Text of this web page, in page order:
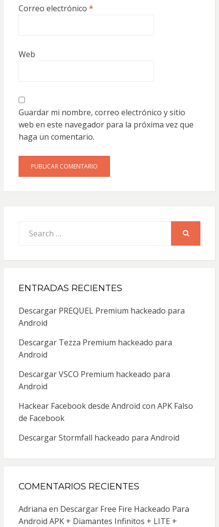
Correo electrónico *
Web
Guardar mi nombre, correo electrónico y sitio
web en este navegador para la próxima vez que
haga un comentario.
for:
ENTRADAS RECIENTES
Descargar PREQUEL Premium hackeado para
Android
Descargar Tezza Premium hackeado para
Android
Descargar VSCO Premium hackeado para
Android
Hackear Facebook desde Android con APK Falso
de Facebook
Descargar Stormfall hackeado para Android
COMENTARIOS RECIENTES
Adriana en Descargar Free Fire Hackeado Para
Android APK + Diamantes Infinitos + LITE +